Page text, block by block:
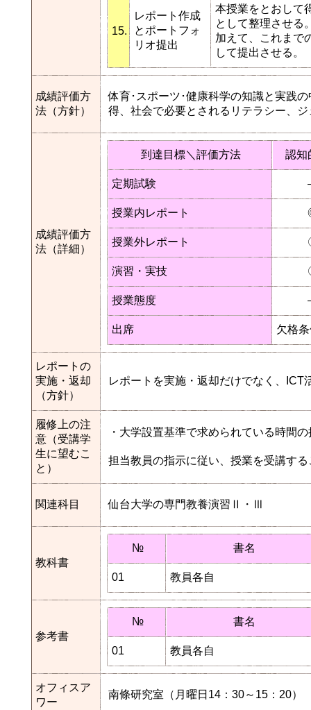
15.
レポート作成
とポートフォ
リオ提出
本授業をとおして
として整理させる
加えて、これまで
して提出させる。
成績評価方
法（方針）
体育･スポーツ･健康科学の知識と実践
得、社会で必要とされるリテラシー、
成績評価方
法（詳細）
到達目標＼評価方法 認知
定期試験
授業内レポート
授業外レポート
演習・実技
授業態度
出席 欠格
レポートの
実施・返却
（方針）
レポートを実施・返却だけでなく、
履修上の注
意（受講学
生に望むこ
と）
・大学設置基準で求められている時間
担当教員の指示に従い、授業を受講する
関連科目 仙台大学の専門教養演習Ⅱ・Ⅲ
教科書
№ 書名
01 教員各自
参考書
№ 書名
01 教員各自
オフィスア
ワー
南條研究室（月曜日14：30～15：20）